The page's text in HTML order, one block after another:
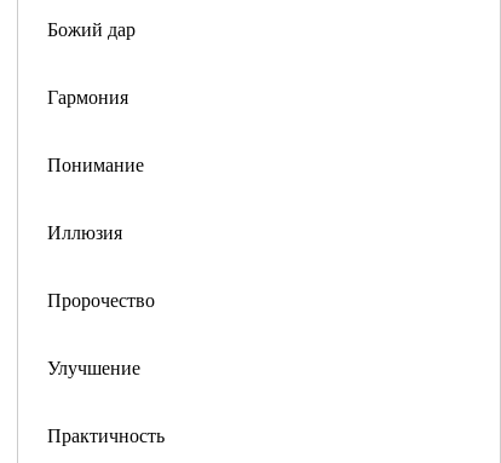
Божий дар
Гармония
Понимание
Иллюзия
Пророчество
Улучшение
Практичность